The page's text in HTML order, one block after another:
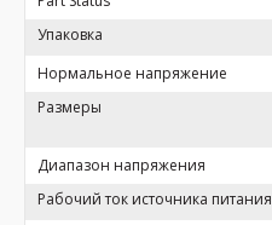
Упаковка
Нормальное напряжение
Размеры
Диапазон напряжения
Рабочий ток источника питания